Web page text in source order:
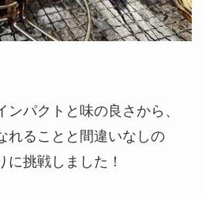
パクトと味の良さから、
れることと間違いなしの
に挑戦しました！